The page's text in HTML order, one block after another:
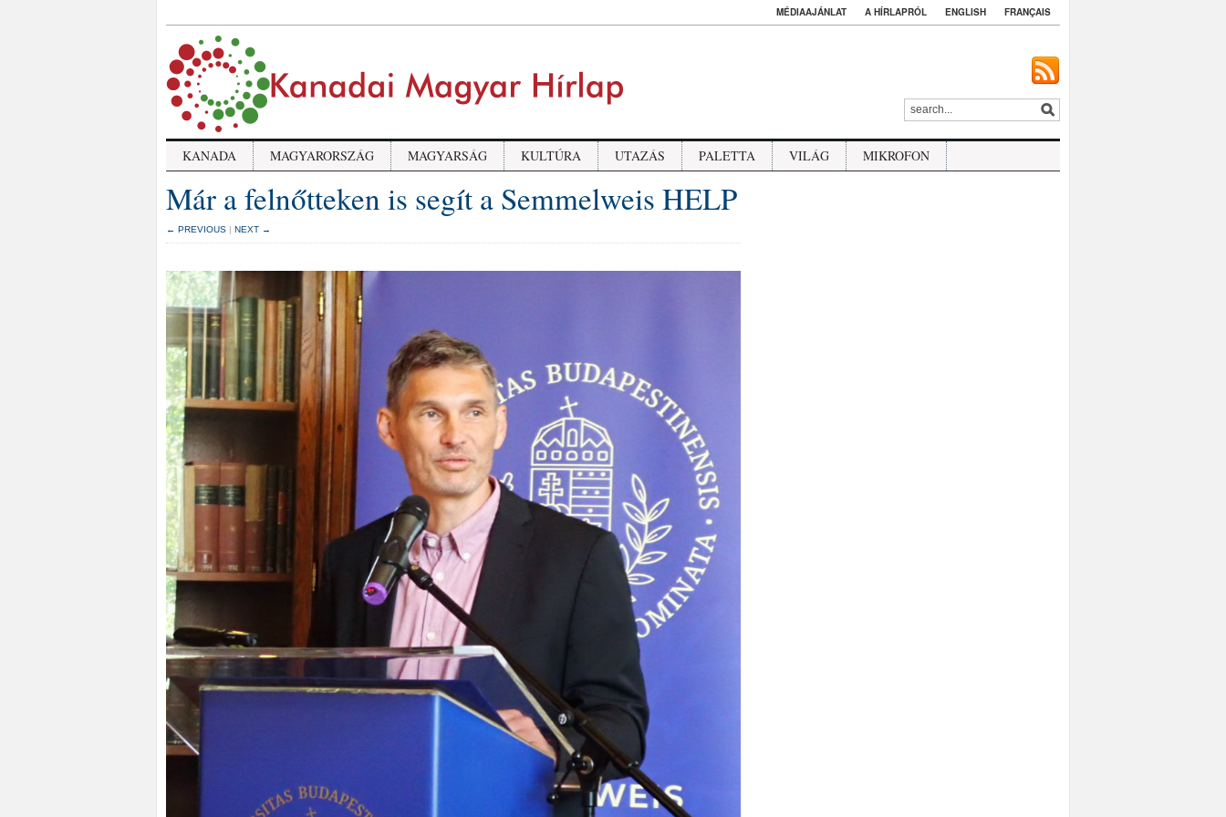
MÉDIAAJÁNLAT A HÍRLAPRÓL ENGLISH FRANÇAIS
KANADA MAGYARORSZÁG MAGYARSÁG KULTÚRA UTAZÁS PALETTA VILÁG MIKROFON
Már a felnőtteken is segít a Semmelweis HELP
← PREVIOUS | NEXT →